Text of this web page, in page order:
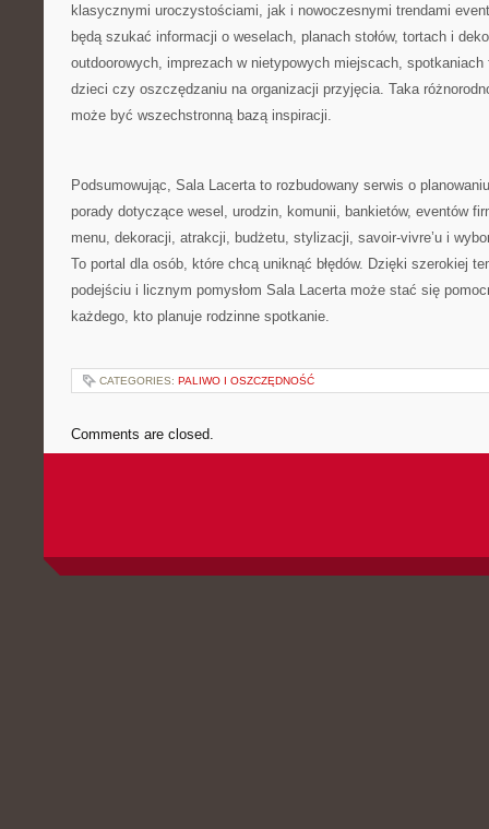
klasycznymi uroczystościami, jak i nowoczesnymi trendami
będą szukać informacji o weselach, planach stołów, tortach i
outdoorowych, imprezach w nietypowych miejscach,
dzieci czy oszczędzaniu na organizacji przyjęcia. Taka
może być wszechstronną bazą inspiracji.
Podsumowując, Sala Lacerta to rozbudowany serwis o
porady dotyczące wesel, urodzin, komunii, bankietów, eventów
menu, dekoracji, atrakcji, budżetu, stylizacji, savoir-vivre’u i
To portal dla osób, które chcą uniknąć błędów. Dzięki szerokiej
podejściu i licznym pomysłom Sala Lacerta może stać się
każdego, kto planuje rodzinne spotkanie.
CATEGORIES: PALIWO I OSZCZĘDNOŚĆ
Comments are closed.